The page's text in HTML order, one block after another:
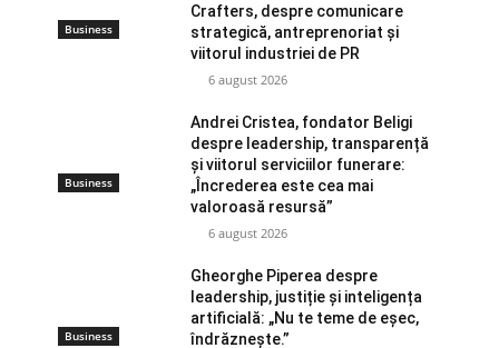
Business
Crafters, despre comunicare
strategică, antreprenoriat și
viitorul industriei de PR
6 august 2026
Business
Andrei Cristea, fondator Beligi
despre leadership, transparență
și viitorul serviciilor funerare:
„Încrederea este cea mai
valoroasă resursă”
6 august 2026
Business
Gheorghe Piperea despre
leadership, justiție și inteligența
artificială: „Nu te teme de eșec,
îndrăznește.”